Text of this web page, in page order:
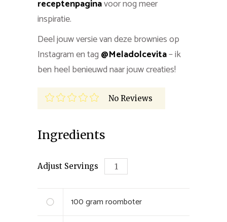
receptenpaginavoor nog meer
inspiratie.
Deel jouw versie van deze brownies op
Instagram en tag @Meladolcevita– ik
ben heel benieuwd naar jouw creaties!
No Reviews
Ingredients
Adjust Servings
100gramroomboter